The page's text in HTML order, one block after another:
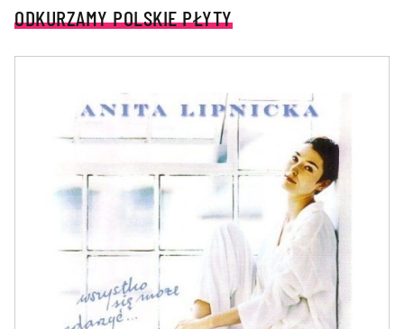
ODKURZAMY POLSKIE PŁYTY